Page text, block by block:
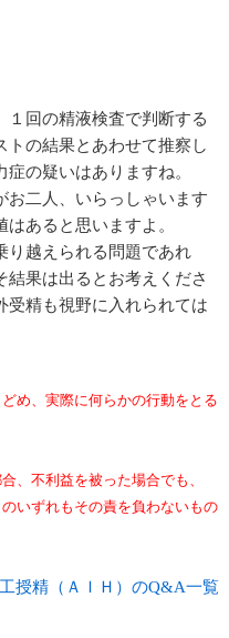
回の精液検査で判断する
トの結果とあわせて推察し
の疑いはありますね。
二人、いらっしゃいます
あると思いますよ。
越えられる問題であれ
結果は出るとお考えくださ
受精も視野に入れられては
め、実際に何らかの行動をとる
、不利益を被った場合でも、
いずれもその責を負わないもの
授精（ＡＩＨ）のQ&A一覧